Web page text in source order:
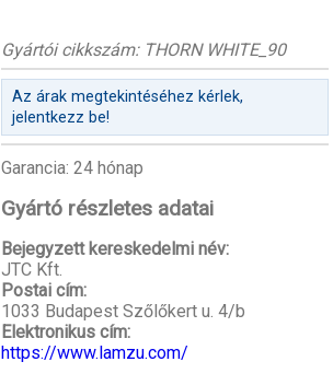
Gyártói cikkszám: THORN WHITE_90
Az árak megtekintéséhez kérlek,
jelentkezz be!
Garancia: 24 hónap
Gyártó részletes adatai
Bejegyzett kereskedelmi név:
JTC Kft.
Postai cím:
1033 Budapest Szőlőkert u. 4/b
Elektronikus cím:
https://www.lamzu.com/